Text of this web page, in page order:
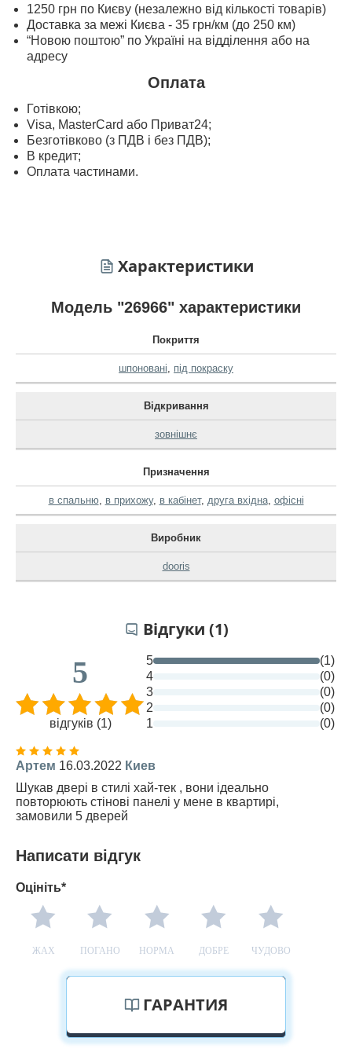
1250 грн по Києву (незалежно від кількості товарів)
Доставка за межі Києва - 35 грн/км (до 250 км)
“Новою поштою” по Україні на відділення або на
адресу
Оплата
Готівкою;
Visa, MasterСard або Приват24;
Безготівково (з ПДВ і без ПДВ);
В кредит;
Оплата частинами.
Характеристики
Модель "26966" характеристики
Покриття
шпоновані, під покраску
Відкривання
зовнішнє
Призначення
в спальню, в прихожу, в кабінет, друга вхідна, офісні
Виробник
dooris
Відгуки (1)
5
відгуків (1)
5
(1)
4
(0)
3
(0)
2
(0)
1
(0)
Артем 16.03.2022 Киев
Шукав двері в стилі хай-тек , вони ідеально
повторюють стінові панелі у мене в квартирі,
замовили 5 дверей
Написати відгук
Оцініть*
ЖАХ ПОГАНО НОРМА ДОБРЕ ЧУДОВО
ГАРАНТИЯ